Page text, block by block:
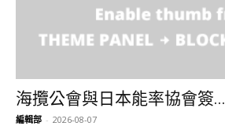
海攬公會與日本能率協會簽...
編輯部 - 2026-08-07